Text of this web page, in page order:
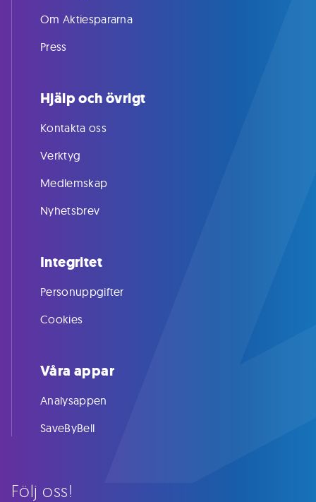
Följ oss!
Om Aktiespararna
Press
Hjälp och övrigt
Kontakta oss
Verktyg
Medlemskap
Nyhetsbrev
Integritet
Personuppgifter
Cookies
Våra appar
Analysappen
SaveByBell